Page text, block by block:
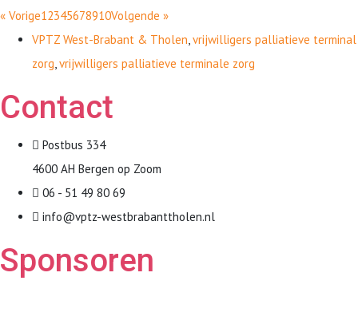
« Vorige12345678910Volgende »
VPTZ West-Brabant & Tholen vrijwilligers palliatieve terminal
zorg vrijwilligers palliatieve terminale zorg
Contact
Postbus 334
4600 AH Bergen op Zoom
06 - 51 49 80 69
info@vptz-westbrabanttholen.nl
Sponsoren